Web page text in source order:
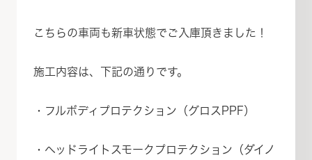
こちらの車両も新車状態でご入庫頂きました！
施工内容は、下記の通りです。
・フルボディプロテクション（グロスPPF）
・ヘッドライトスモークプロテクション（ダイノ